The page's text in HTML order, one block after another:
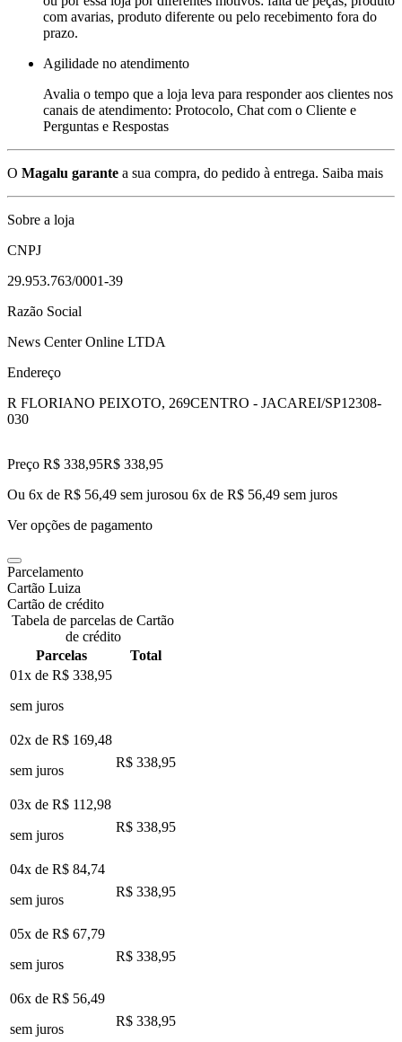
com avarias, produto diferente ou pelo recebimento fora do
prazo.
Agilidade no atendimento
Avalia o tempo que a loja leva para responder aos clientes nos
canais de atendimento: Protocolo, Chat com o Cliente e
Perguntas e Respostas
O Magalu garante a sua compra, do pedido à entrega. Saiba mais
Sobre a loja
CNPJ
29.953.763/0001-39
Razão Social
News Center Online LTDA
Endereço
R FLORIANO PEIXOTO, 269CENTRO - JACAREI/SP12308-
030
Preço R$ 338,95R$ 338,95
Ou 6x de R$ 56,49 sem jurosou 6x de R$ 56,49 sem juros
Ver opções de pagamento
Parcelamento
Cartão Luiza
Cartão de crédito
Tabela de parcelas de Cartão
de crédito
Parcelas
Total
01x de R$ 338,95
sem juros
02x de R$ 169,48
sem juros
R$ 338,95
03x de R$ 112,98
sem juros
R$ 338,95
04x de R$ 84,74
sem juros
R$ 338,95
05x de R$ 67,79
sem juros
R$ 338,95
06x de R$ 56,49
sem juros
R$ 338,95